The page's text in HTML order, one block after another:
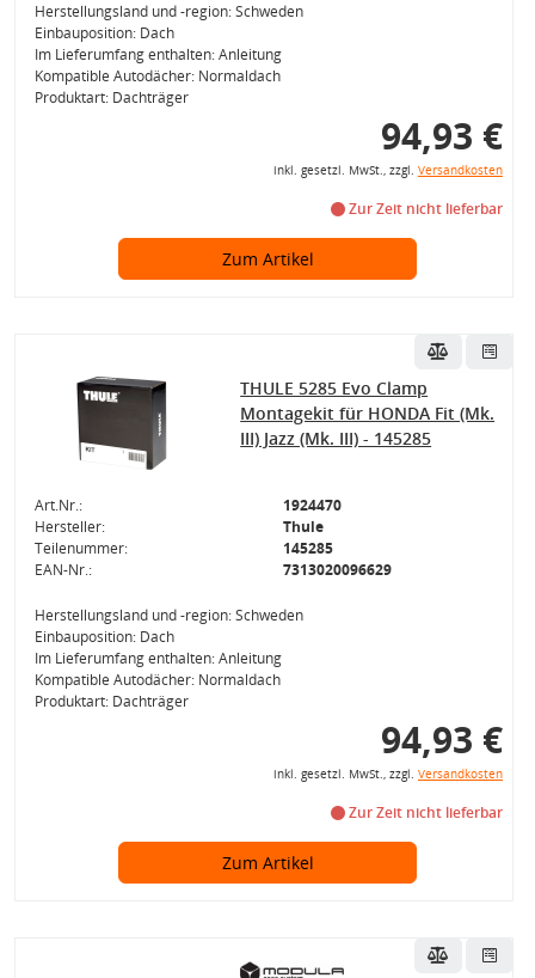
Herstellungsland und -region: Schweden
Einbauposition: Dach
Im Lieferumfang enthalten: Anleitung
Kompatible Autodächer: Normaldach
Produktart: Dachträger
94,93 €
inkl. gesetzl. MwSt., zzgl. Versandkosten
Zur Zeit nicht lieferbar
Zum Artikel
THULE 5285 Evo Clamp
Montagekit für HONDA Fit (Mk.
III) Jazz (Mk. III) - 145285
Art.Nr.:
1924470
Hersteller:
Thule
Teilenummer:
145285
EAN-Nr.:
7313020096629
Herstellungsland und -region: Schweden
Einbauposition: Dach
Im Lieferumfang enthalten: Anleitung
Kompatible Autodächer: Normaldach
Produktart: Dachträger
94,93 €
inkl. gesetzl. MwSt., zzgl. Versandkosten
Zur Zeit nicht lieferbar
Zum Artikel